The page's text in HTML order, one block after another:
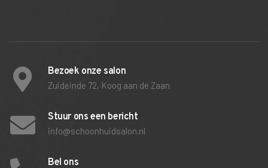
Bezoek onze salon
Zuideinde 72, Koog aan de Zaan
Stuur ons een bericht
info@schoonhuidsalon.nl
Bel ons